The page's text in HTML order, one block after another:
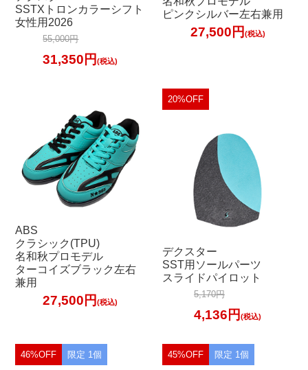
SSTXトロンカラーシフト
女性用2026
55,000円
31,350円(税込)
ピンクシルバー左右兼用
27,500円 (税込)
ABS
クラシック(TPU)
名和秋プロモデル
ターコイズブラック左右
兼用
27,500円(税込)
20%OFF
デクスター
SST用ソールパーツ
スライドパイロット
5,170円
4,136円(税込)
46%OFF 限定 1個 45%OFF 限定 1個